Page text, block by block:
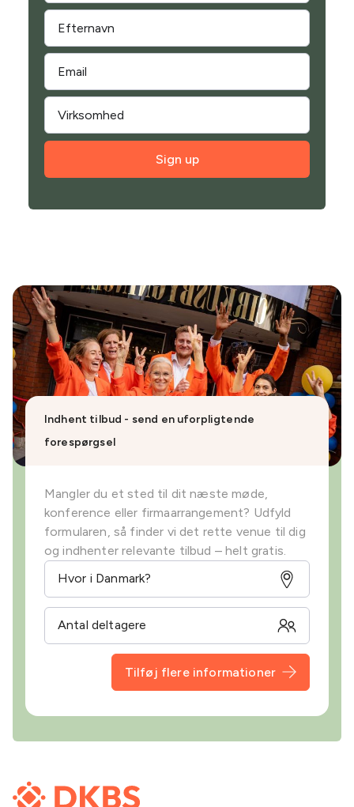
Sign up
Indhent tilbud - send en uforpligtende
forespørgsel
Mangler du et sted til dit næste møde,
konference eller firmaarrangement? Udfyld
formularen, så finder vi det rette venue til dig
og indhenter relevante tilbud – helt gratis.
Tilføj flere informationer